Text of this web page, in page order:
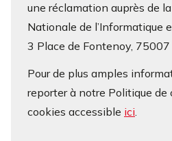
une réclamation auprès de
Nationale de l’Informatique
3 Place de Fontenoy, 75007
Pour de plus amples
reporter à notre Politique
cookies accessible ici.